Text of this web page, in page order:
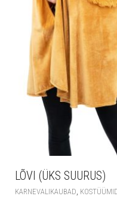
LÕVI (ÜKS SUURUS)
KARNEVALIKAUBAD,